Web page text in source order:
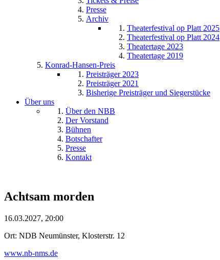
Presse
Archiv
Theaterfestival op Platt 2025
Theaterfestival op Platt 2024
Theatertage 2023
Theatertage 2019
Konrad-Hansen-Preis
Preisträger 2023
Preisträger 2021
Bisherige Preisträger und Siegerstücke
Über uns
Über den NBB
Der Vorstand
Bühnen
Botschafter
Presse
Kontakt
Achtsam morden
16.03.2027, 20:00
Ort: NDB Neumünster, Klosterstr. 12
www.nb-nms.de